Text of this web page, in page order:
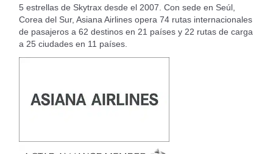
5 estrellas de Skytrax desde el 2007. Con sede en Seúl,
Corea del Sur, Asiana Airlines opera 74 rutas internacionales
de pasajeros a 62 destinos en 21 países y 22 rutas de carga
a 25 ciudades en 11 países.